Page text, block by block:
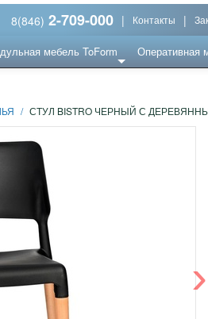
8(846) 2-709-000 | Контакты |
мебель ToForm Оперативная
/ СТУЛ BISTRO ЧЕРНЫЙ С
›